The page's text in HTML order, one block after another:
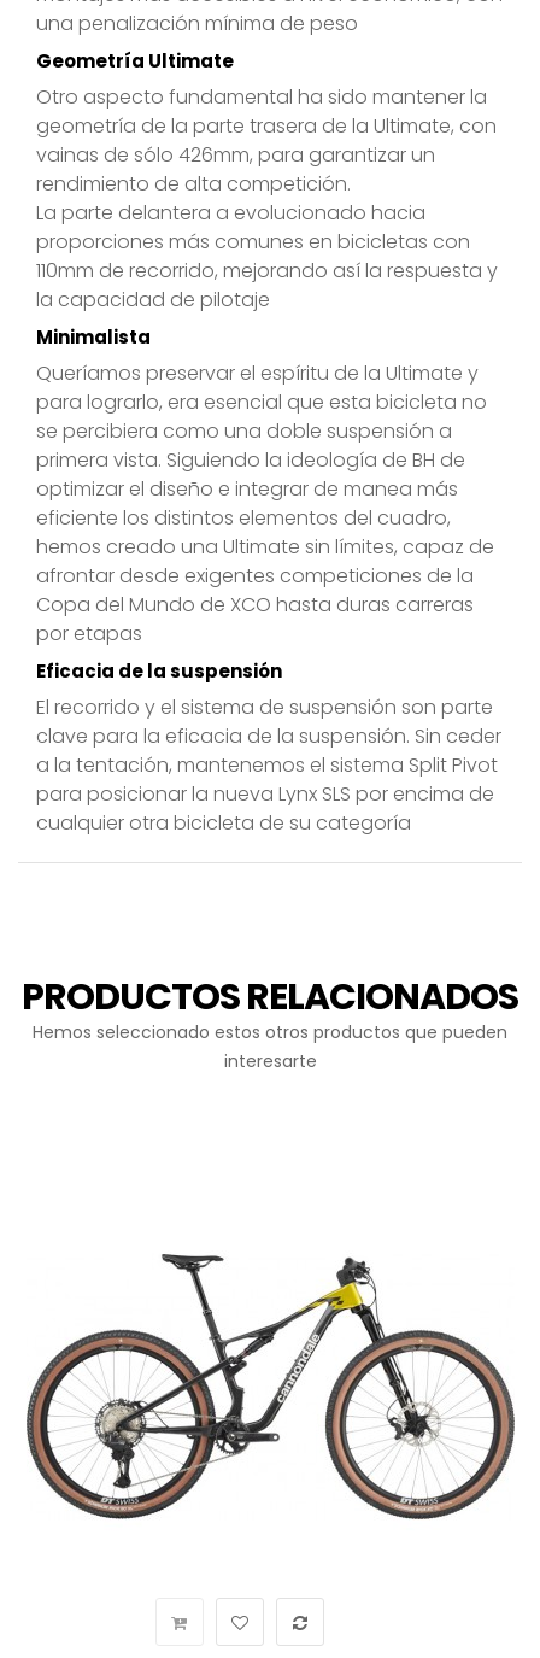
una penalización mínima de peso
Geometría Ultimate
Otro aspecto fundamental ha sido mantener la
geometría de la parte trasera de la Ultimate, con
vainas de sólo 426mm, para garantizar un
rendimiento de alta competición.
La parte delantera a evolucionado hacia
proporciones más comunes en bicicletas con
110mm de recorrido, mejorando así la respuesta y
la capacidad de pilotaje
Minimalista
Queríamos preservar el espíritu de la Ultimate y
para lograrlo, era esencial que esta bicicleta no
se percibiera como una doble suspensión a
primera vista. Siguiendo la ideología de BH de
optimizar el diseño e integrar de manea más
eficiente los distintos elementos del cuadro,
hemos creado una Ultimate sin límites, capaz de
afrontar desde exigentes competiciones de la
Copa del Mundo de XCO hasta duras carreras
por etapas
Eficacia de la suspensión
El recorrido y el sistema de suspensión son parte
clave para la eficacia de la suspensión. Sin ceder
a la tentación, mantenemos el sistema Split Pivot
para posicionar la nueva Lynx SLS por encima de
cualquier otra bicicleta de su categoría
PRODUCTOS RELACIONADOS
Hemos seleccionado estos otros productos que pueden
interesarte